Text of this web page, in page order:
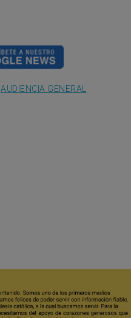
AUDIENCIA GENERAL